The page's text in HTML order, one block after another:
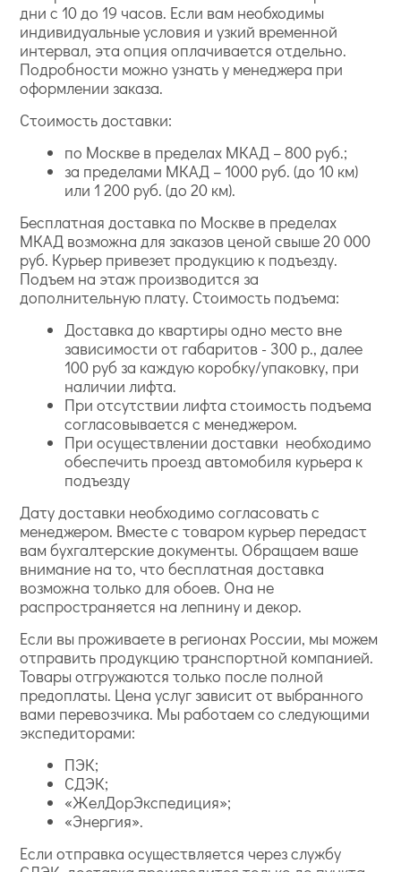
дни с 10 до 19 часов. Если вам необходимы
индивидуальные условия и узкий временной
интервал, эта опция оплачивается отдельно.
Подробности можно узнать у менеджера при
оформлении заказа.
Стоимость доставки:
по Москве в пределах МКАД – 800 руб.;
за пределами МКАД – 1000 руб. (до 10 км)
или 1 200 руб. (до 20 км).
Бесплатная доставка по Москве в пределах
МКАД возможна для заказов ценой свыше 20 000
руб. Курьер привезет продукцию к подъезду.
Подъем на этаж производится за
дополнительную плату. Стоимость подъема:
Доставка до квартиры одно место вне
зависимости от габаритов - 300 р., далее
100 руб за каждую коробку/упаковку, при
наличии лифта.
При отсутствии лифта стоимость подъема
согласовывается с менеджером.
При осуществлении доставки необходимо
обеспечить проезд автомобиля курьера к
подъезду
Дату доставки необходимо согласовать с
менеджером. Вместе с товаром курьер передаст
вам бухгалтерские документы. Обращаем ваше
внимание на то, что бесплатная доставка
возможна только для обоев. Она не
распространяется на лепнину и декор.
Если вы проживаете в регионах России, мы можем
отправить продукцию транспортной компанией.
Товары отгружаются только после полной
предоплаты. Цена услуг зависит от выбранного
вами перевозчика. Мы работаем со следующими
экспедиторами:
ПЭК;
СДЭК;
«ЖелДорЭкспедиция»;
«Энергия».
Если отправка осуществляется через службу